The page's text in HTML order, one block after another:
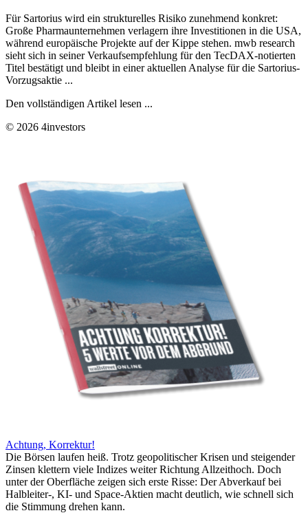
Für Sartorius wird ein strukturelles Risiko zunehmend konkret:
Große Pharmaunternehmen verlagern ihre Investitionen in die USA,
während europäische Projekte auf der Kippe stehen. mwb research
sieht sich in seiner Verkaufsempfehlung für den TecDAX-notierten
Titel bestätigt und bleibt in einer aktuellen Analyse für die Sartorius-
Vorzugsaktie ...
Den vollständigen Artikel lesen ...
© 2026 4investors
Achtung, Korrektur!
Die Börsen laufen heiß. Trotz geopolitischer Krisen und steigender
Zinsen klettern viele Indizes weiter Richtung Allzeithoch. Doch
unter der Oberfläche zeigen sich erste Risse: Der Abverkauf bei
Halbleiter-, KI- und Space-Aktien macht deutlich, wie schnell sich
die Stimmung drehen kann.